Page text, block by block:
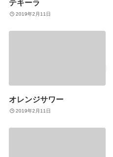
テキーラ
2019年2月11日
オレンジサワー
2019年2月11日